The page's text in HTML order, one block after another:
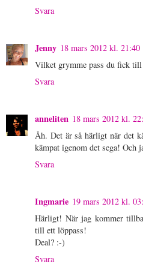
Svara
Jenny 18 mars 2012 kl. 21:40
Vilket grymme pass du fick
Svara
anneliten 18 mars 2012 kl.
Åh. Det är så härligt när det
kämpat igenom det sega! Och
Svara
Ingmarie 19 mars 2012 kl.
Härligt! När jag kommer
till ett löppass!
Deal? :-)
Svara